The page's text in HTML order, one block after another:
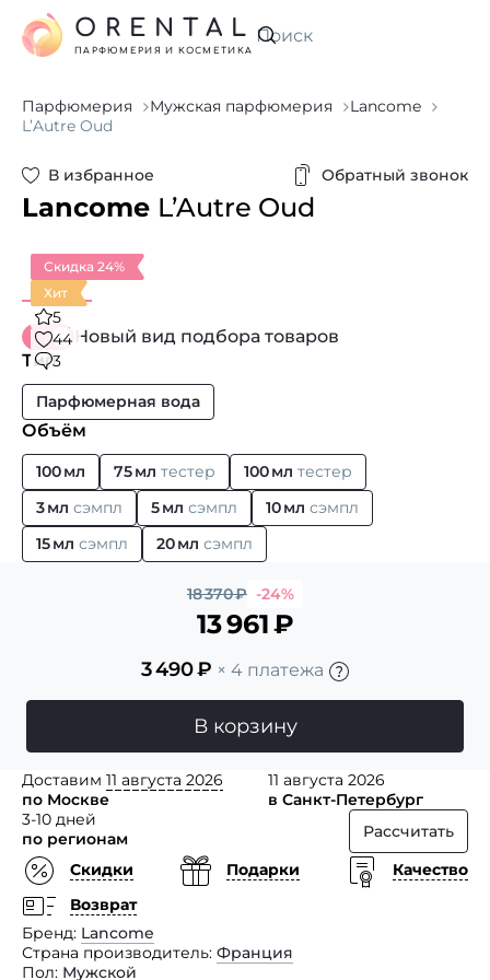
Искать
ORENTAL
ПАРФЮМЕРИЯ И КОСМЕТИКА
Парфюмерия Мужская парфюмерия
Lancome
L’Autre Oud
В избранное Обратный звонок
Lancome L’Autre Oud
Скидка 24%
Хит
5
44
3
Новый вид подбора товаров
Тип
Парфюмерная вода
Объём
100 мл 75 мл тестер 100 мл тестер
3 мл сэмпл 5 мл сэмпл 10 мл сэмпл
15 мл сэмпл 20 мл сэмпл
18 370₽ -24%
13 961₽
3 490₽ × 4 платежа
В корзину
Доставим 11 августа 2026
по Москве
11 августа 2026
в Санкт-Петербург
3-10 дней
по регионам
Рассчитать
Скидки
Подарки
Качество
Возврат
Бренд Lancome
Страна производитель Франция
Пол Мужской